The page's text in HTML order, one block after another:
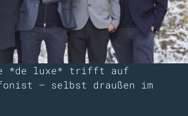
*de luxe* trifft auf
– selbst draußen im